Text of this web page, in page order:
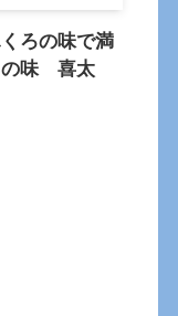
ろの味で満
味 喜太